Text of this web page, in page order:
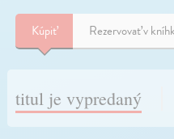
Kúpiť Rezervovať v
titul je vypredaný